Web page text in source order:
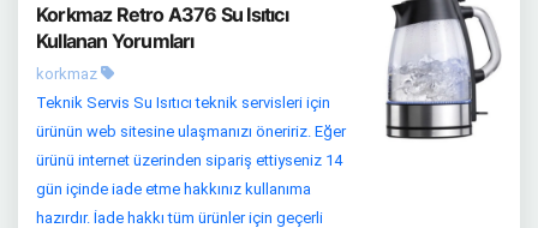
Korkmaz Retro A376 Su Isıtıcı
Kullanan Yorumları
korkmaz
Teknik Servis Su Isıtıcı teknik servisleri için
ürünün web sitesine ulaşmanızı öneririz. Eğer
ürünü internet üzerinden sipariş ettiyseniz 14
gün içinde iade etme hakkınız kullanıma
hazırdır. İade hakkı tüm ürünler için geçerli